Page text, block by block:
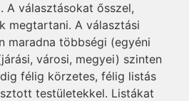
A választásokat ősszel,
megtartani. A választási
maradna többségi (egyéni
városi, megyei) szinten
félig körzetes, félig listás
testületekkel. Listákat